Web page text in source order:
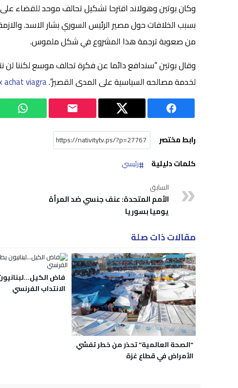
وكان بوتين وهولاند اقترحا تشكيل تحالف موحد
بسبب الخلافات حول مصير الرئيس السوري بشار الاسد.
من صعوبة ترجمة هذا المشروع في شكل ملموس.
وقال بوتين “سندافع دائما عن فكرة تحالف موسع لكننا
لخدمة مصالحه السياسية على المدى القصير”.achat viagra
رابط مختصر
كلمات دليلية
رئيسي
السابق
الأمم المتحدة: عنف جنسي ضد المرأة
يوميا بسوريا
مقالات ذات صلة
“الصحة العالمية” تحذر من خطر تفشي
الأمراض في قطاع غزة
فاض
الانتداب الفرنسي